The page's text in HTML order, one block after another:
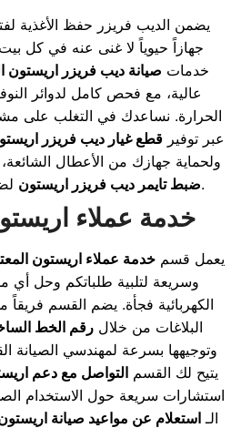
يضمن الديب فريزر حفظ الأغذية
جهازاً حيوياً لا غنى عنه في كل
خدمات صيانة ديب فريزر اريستون
عالية، مع فحص كامل لدوائر
الحرارة. نساعدك في التغلب على
عبر توفيرقطع غيار ديب فريزر
ولحماية جهازك من الأعطال
ضبط تايمر ديب فريزر اريستونلضمان التجميد المستقر.
خدمة عملاء
يعمل قسم خدمة عملاء اريستون
وسريعة لتلبية طلباتكم وحل أي
الكهربائية فجأة. يضم القسم فريقاً
البلاغات من خلال رقم الخط
وتوجيهها بسرعة لمهندسي الصيانة
يتيح لك القسمالتواصل مع دعم
استشارات سريعة حول الاستخدام
الـ استعلام عن مواعيد صيانة